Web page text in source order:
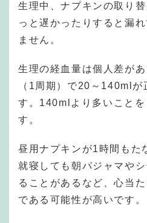
生理中、ナプキンの取り
っと遅かったりすると漏
ません。
生理の経血量は個人差が
（1周期）で20～140mlが
す。140mlより多いことを
す。
昼用ナプキンが1時間もた
就寝しても朝パジャマや
ることがあるなど、心当
である可能性が高いです。